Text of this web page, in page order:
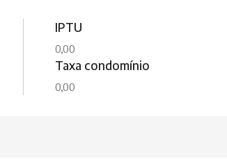
IPTU
0,00
Taxa condomínio
0,00